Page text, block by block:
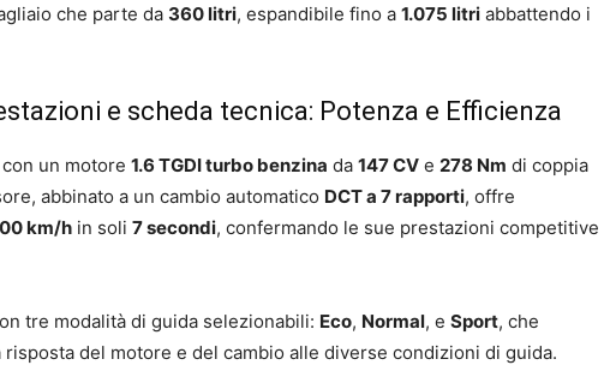
che parte da 360 litri, espandibile fino a 1.075 litri abbattendo i
e scheda tecnica: Potenza e Efficienza
un motore 1.6 TGDI turbo benzina da 147 CV e 278 Nm di coppia
abbinato a un cambio automatico DCT a 7 rapporti, offre
km/h in soli 7 secondi, confermando le sue prestazioni competitive
tre modalità di guida selezionabili: Eco, Normal, e Sport, che
del motore e del cambio alle diverse condizioni di guida.